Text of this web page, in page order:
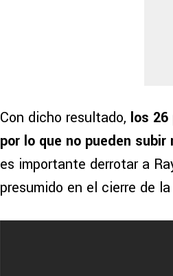
Con dicho resultado, los
por lo que no pueden
es importante derrotar a
presumido en el cierre de